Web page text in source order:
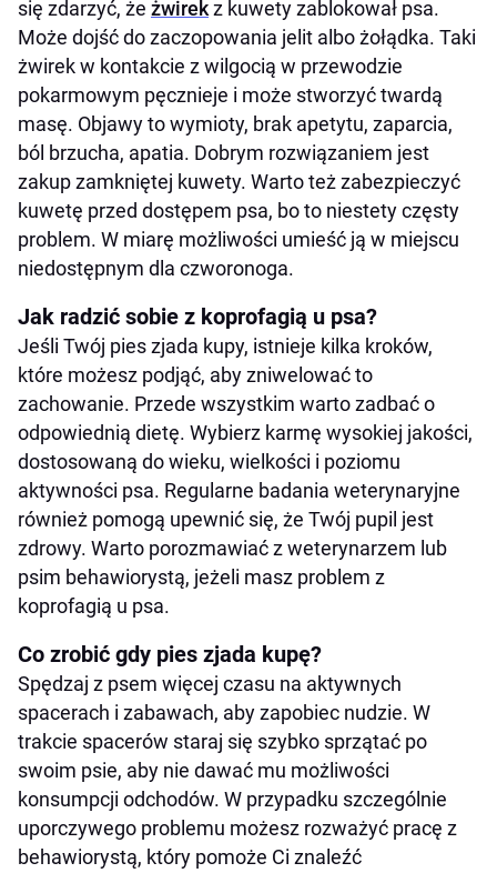
się zdarzyć, że żwirekz kuwety zablokował psa.
Może dojść do zaczopowania jelit albo żołądka. Taki
żwirek w kontakcie z wilgocią w przewodzie
pokarmowym pęcznieje i może stworzyć twardą
masę. Objawy to wymioty, brak apetytu, zaparcia,
ból brzucha, apatia. Dobrym rozwiązaniem jest
zakup zamkniętej kuwety. Warto też zabezpieczyć
kuwetę przed dostępem psa, bo to niestety częsty
problem. W miarę możliwości umieść ją w miejscu
niedostępnym dla czworonoga.
Jak radzić sobie z koprofagią u psa?
Jeśli Twój pies zjada kupy, istnieje kilka kroków,
które możesz podjąć, aby zniwelować to
zachowanie. Przede wszystkim warto zadbać o
odpowiednią dietę. Wybierz karmę wysokiej jakości,
dostosowaną do wieku, wielkości i poziomu
aktywności psa. Regularne badania weterynaryjne
również pomogą upewnić się, że Twój pupil jest
zdrowy. Warto porozmawiać z weterynarzem lub
psim behawiorystą, jeżeli masz problem z
koprofagią u psa.
Co zrobić gdy pies zjada kupę?
Spędzaj z psem więcej czasu na aktywnych
spacerach i zabawach, aby zapobiec nudzie. W
trakcie spacerów staraj się szybko sprzątać po
swoim psie, aby nie dawać mu możliwości
konsumpcji odchodów. W przypadku szczególnie
uporczywego problemu możesz rozważyć pracę z
behawiorystą, który pomoże Ci znaleźć